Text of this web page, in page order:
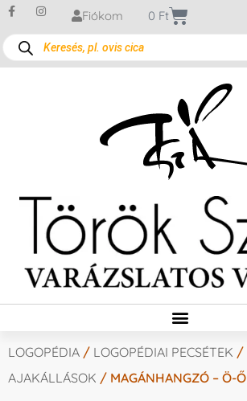
Fiókom 0 Ft
LOGOPÉDIA / LOGOPÉDIAI PECSÉTEK /
AJAKÁLLÁSOK / MAGÁNHANGZÓ – Ö-Ő